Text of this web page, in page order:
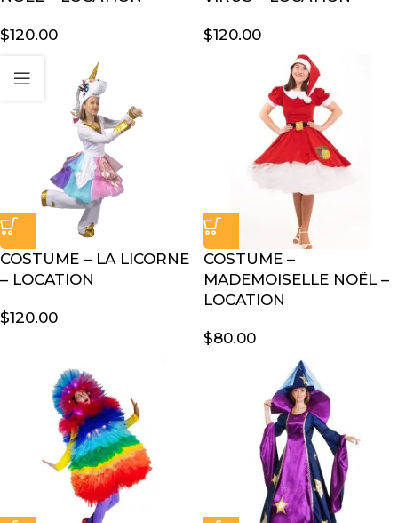
$120.00 $120.00
COSTUME – LA LICORNE
– LOCATION
$120.00
COSTUME –
MADEMOISELLE NOËL –
LOCATION
$80.00